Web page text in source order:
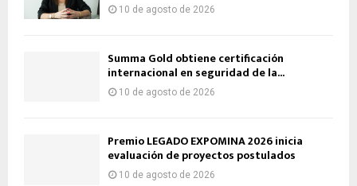
10 de agosto de 2026
Summa Gold obtiene certificación
internacional en seguridad de la...
10 de agosto de 2026
Premio LEGADO EXPOMINA 2026 inicia
evaluación de proyectos postulados
10 de agosto de 2026